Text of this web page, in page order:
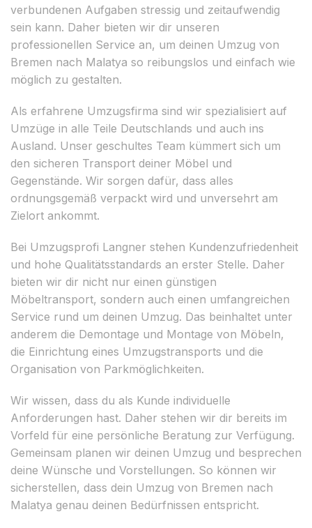
verbundenen Aufgaben stressig und zeitaufwendig
sein kann. Daher bieten wir dir unseren
professionellen Service an, um deinen Umzug von
Bremen nach Malatya so reibungslos und einfach wie
möglich zu gestalten.
Als erfahrene Umzugsfirma sind wir spezialisiert auf
Umzüge in alle Teile Deutschlands und auch ins
Ausland. Unser geschultes Team kümmert sich um
den sicheren Transport deiner Möbel und
Gegenstände. Wir sorgen dafür, dass alles
ordnungsgemäß verpackt wird und unversehrt am
Zielort ankommt.
Bei Umzugsprofi Langner stehen Kundenzufriedenheit
und hohe Qualitätsstandards an erster Stelle. Daher
bieten wir dir nicht nur einen günstigen
Möbeltransport, sondern auch einen umfangreichen
Service rund um deinen Umzug. Das beinhaltet unter
anderem die Demontage und Montage von Möbeln,
die Einrichtung eines Umzugstransports und die
Organisation von Parkmöglichkeiten.
Wir wissen, dass du als Kunde individuelle
Anforderungen hast. Daher stehen wir dir bereits im
Vorfeld für eine persönliche Beratung zur Verfügung.
Gemeinsam planen wir deinen Umzug und besprechen
deine Wünsche und Vorstellungen. So können wir
sicherstellen, dass dein Umzug von Bremen nach
Malatya genau deinen Bedürfnissen entspricht.